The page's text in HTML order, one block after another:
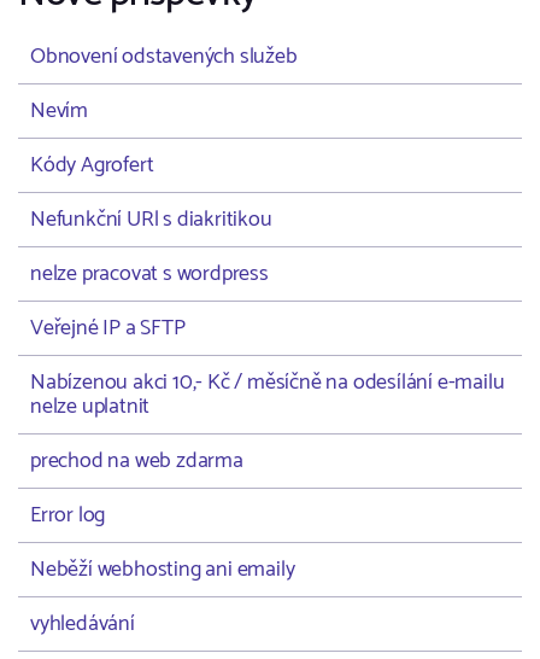
Obnovení odstavených služeb
Nevím
Kódy Agrofert
Nefunkční URl s diakritikou
nelze pracovat s wordpress
Veřejné IP a SFTP
Nabízenou akci 10,- Kč / měsíčně na odesílání e-mailu
nelze uplatnit
prechod na web zdarma
Error log
Neběží webhosting ani emaily
vyhledávání